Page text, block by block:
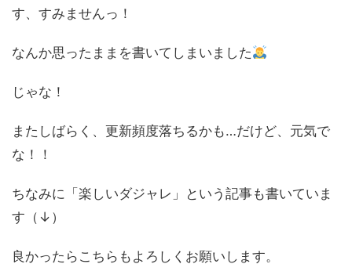
す、すみませんっ！
なんか思ったままを書いてしまいました
じゃな！
またしばらく、更新頻度落ちるかも…だけど、元気で
な！！
ちなみに「楽しいダジャレ」という記事も書いていま
す（↓）
良かったらこちらもよろしくお願いします。